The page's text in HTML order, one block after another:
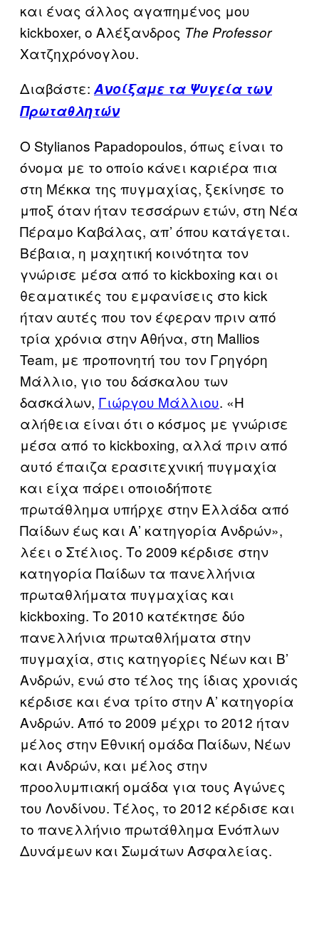
και ένας άλλος αγαπημένος μου
kickboxer, ο Αλέξανδρος The Professor
Χατζηχρόνογλου.
Διαβάστε: Ανοίξαμε τα Ψυγεία των
Πρωταθλητών
Ο Stylianos Papadopoulos, όπως είναι το
όνομα με το οποίο κάνει καριέρα πια
στη Μέκκα της πυγμαχίας, ξεκίνησε το
μποξ όταν ήταν τεσσάρων ετών, στη Νέα
Πέραμο Καβάλας, απ’ όπου κατάγεται.
Βέβαια, η μαχητική κοινότητα τον
γνώρισε μέσα από το kickboxing και οι
θεαματικές του εμφανίσεις στο kick
ήταν αυτές που τον έφεραν πριν από
τρία χρόνια στην Αθήνα, στη Mallios
Team, με προπονητή του τον Γρηγόρη
Μάλλιο, γιο του δάσκαλου των
δασκάλων, Γιώργου Μάλλιου. «Η
αλήθεια είναι ότι ο κόσμος με γνώρισε
μέσα από το kickboxing, αλλά πριν από
αυτό έπαιζα ερασιτεχνική πυγμαχία
και είχα πάρει οποιοδήποτε
πρωτάθλημα υπήρχε στην Ελλάδα από
Παίδων έως και Α’ κατηγορία Ανδρών»,
λέει ο Στέλιος. Το 2009 κέρδισε στην
κατηγορία Παίδων τα πανελλήνια
πρωταθλήματα πυγμαχίας και
kickboxing. Το 2010 κατέκτησε δύο
πανελλήνια πρωταθλήματα στην
πυγμαχία, στις κατηγορίες Νέων και Β’
Ανδρών, ενώ στο τέλος της ίδιας χρονιάς
κέρδισε και ένα τρίτο στην Α’ κατηγορία
Ανδρών. Από το 2009 μέχρι το 2012 ήταν
μέλος στην Εθνική ομάδα Παίδων, Νέων
και Ανδρών, και μέλος στην
προολυμπιακή ομάδα για τους Αγώνες
του Λονδίνου. Τέλος, το 2012 κέρδισε και
το πανελλήνιο πρωτάθλημα Ενόπλων
Δυνάμεων και Σωμάτων Ασφαλείας.